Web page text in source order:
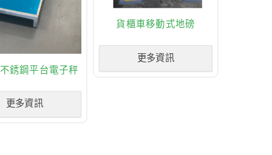
銹鋼平台電子秤
更多資訊
貨櫃車移動式地磅
更多資訊